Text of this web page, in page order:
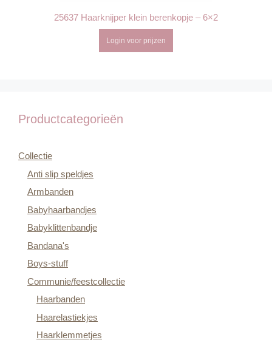
25637 Haarknijper klein berenkopje – 6×2
Login voor prijzen
Productcategorieën
Collectie
Anti slip speldjes
Armbanden
Babyhaarbandjes
Babyklittenbandje
Bandana's
Boys-stuff
Communie/feestcollectie
Haarbanden
Haarelastiekjes
Haarklemmetjes